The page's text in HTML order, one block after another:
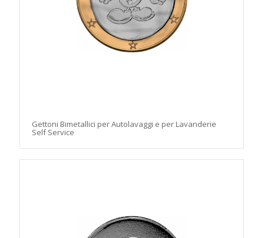
Gettoni Bimetallici per Autolavaggi e per Lavanderie
Self Service